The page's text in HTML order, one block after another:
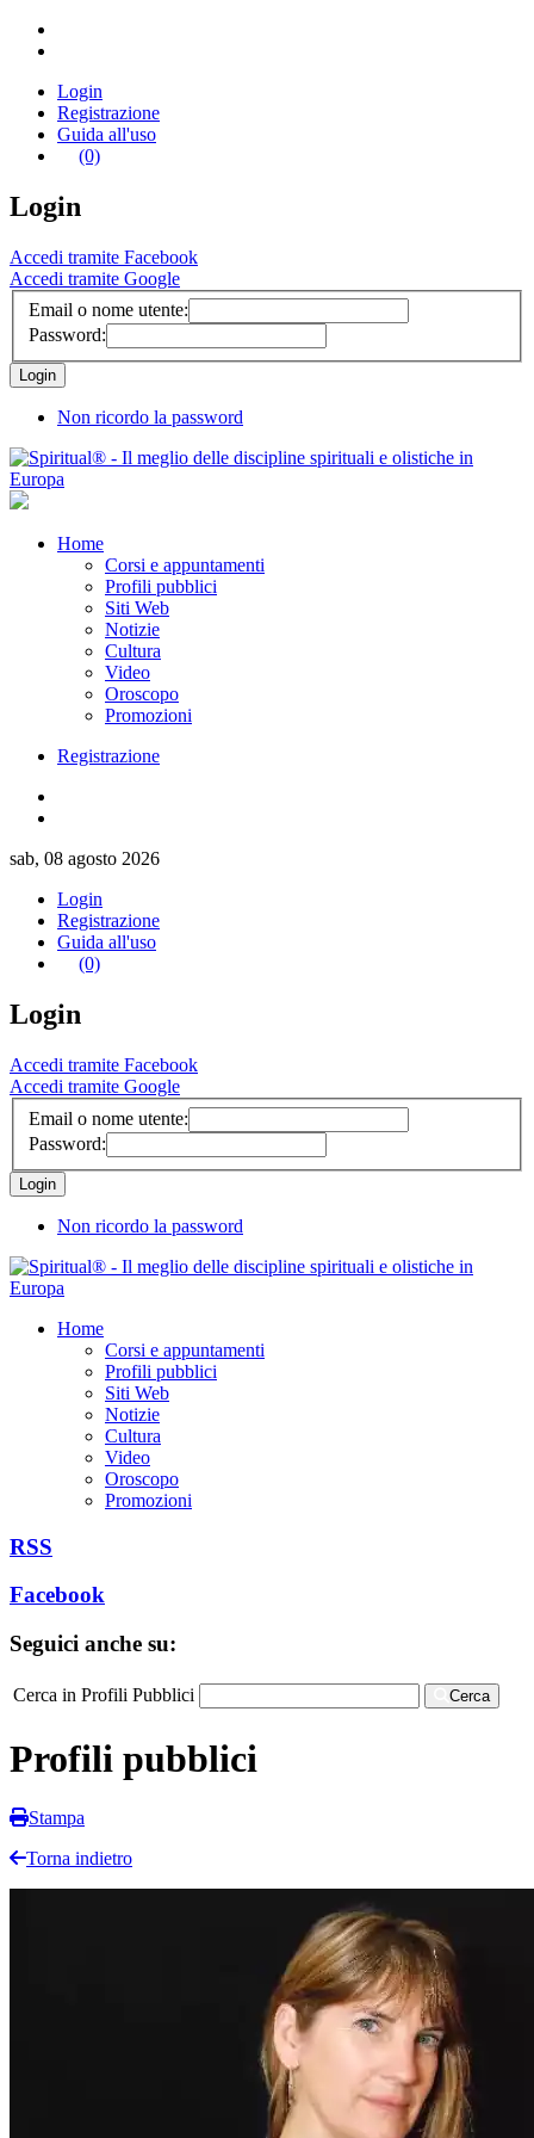
Login
Registrazione
Guida all'uso
(0)
Login
Accedi tramite Facebook
Accedi tramite Google
Email o nome utente:
Password:
Non ricordo la password
Home
Corsi e appuntamenti
Profili pubblici
Siti Web
Notizie
Cultura
Video
Oroscopo
Promozioni
Registrazione
sab, 08 agosto 2026
Login
Registrazione
Guida all'uso
(0)
Login
Accedi tramite Facebook
Accedi tramite Google
Email o nome utente:
Password:
Non ricordo la password
Home
Corsi e appuntamenti
Profili pubblici
Siti Web
Notizie
Cultura
Video
Oroscopo
Promozioni
RSS
Facebook
Seguici anche su:
Cerca in Profili Pubblici Cerca
Profili pubblici
Stampa
Torna indietro